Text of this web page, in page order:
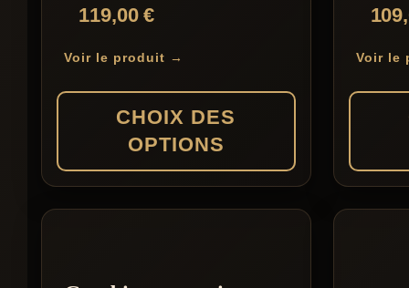
Note
5.00
119,00€
Voir le produit →
CHOIX DES
OPTIONS
produit
plusieurs
Voir le
produit